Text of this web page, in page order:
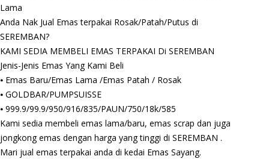
Lama
Anda Nak Jual Emas terpakai Rosak/Patah/Putus di
SEREMBAN?
KAMI SEDIA MEMBELI EMAS TERPAKAI Di SEREMBAN
Jenis-Jenis Emas Yang Kami Beli
⦁ Emas Baru/Emas Lama /Emas Patah / Rosak
⦁ GOLDBAR/PUMPSUISSE
⦁ 999.9/99.9/950/916/835/PAUN/750/18k/585
Kami sedia membeli emas lama/baru, emas scrap dan juga
jongkong emas dengan harga yang tinggi di SEREMBAN .
Mari jual emas terpakai anda di kedai Emas Sayang.